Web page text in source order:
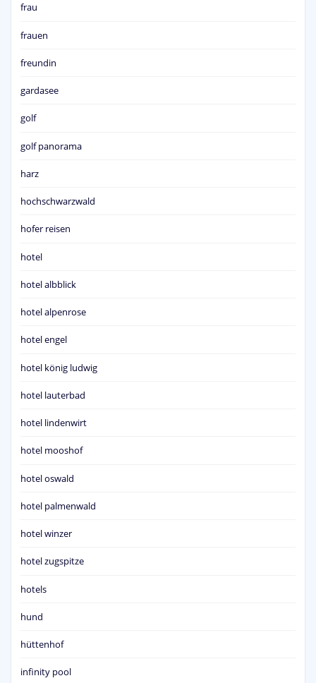
frau
frauen
freundin
gardasee
golf
golf panorama
harz
hochschwarzwald
hofer reisen
hotel
hotel albblick
hotel alpenrose
hotel engel
hotel könig ludwig
hotel lauterbad
hotel lindenwirt
hotel mooshof
hotel oswald
hotel palmenwald
hotel winzer
hotel zugspitze
hotels
hund
hüttenhof
infinity pool